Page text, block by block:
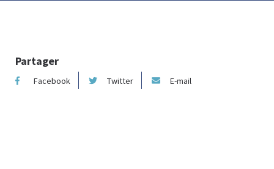
Partager
Facebook Twitter E-mail